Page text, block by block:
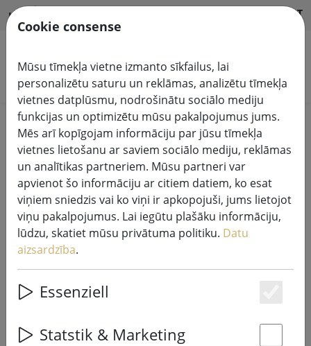
LV HILFE & SUPPORT
Meklēt produktus
Home
Pasaku gaismas sistēmas
230V LED Tech-Line sistēmas gaismas ķēdes
Sirius Tech-Line pasaku gaismas
pagarinājums 230V 5 m melns
Cookie consense
Mūsu tīmekļa vietne izmanto sīkfailus, lai
personalizētu saturu un reklāmas, analizētu tīmekļa
vietnes datplūsmu, nodrošinātu sociālo mediju
funkcijas un optimizētu mūsu pakalpojumus jums.
Mēs arī kopīgojam informāciju par jūsu tīmekļa
vietnes lietošanu ar saviem sociālo mediju, reklāmas
un analītikas partneriem. Mūsu partneri var
apvienot šo informāciju ar citiem datiem, ko esat
viņiem sniedzis vai ko viņi ir apkopojuši, jums lietojot
viņu pakalpojumus. Lai iegūtu plašāku informāciju,
lūdzu, skatiet mūsu privātuma politiku. Datu
aizsardzība.
Essenziell
Statstik & Marketing